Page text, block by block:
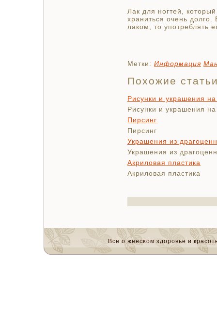
Лак для ногтей,
храниться очень
лаком, то употреблять
Метки: Информация
Похожие
Рисунки и украшения на
Рисунки и украшения на
Пирсинг
Пирсинг
Украшения из
Украшения из
Акриловая пластика
Акриловая пластика
Всё о женсκом здоровье и